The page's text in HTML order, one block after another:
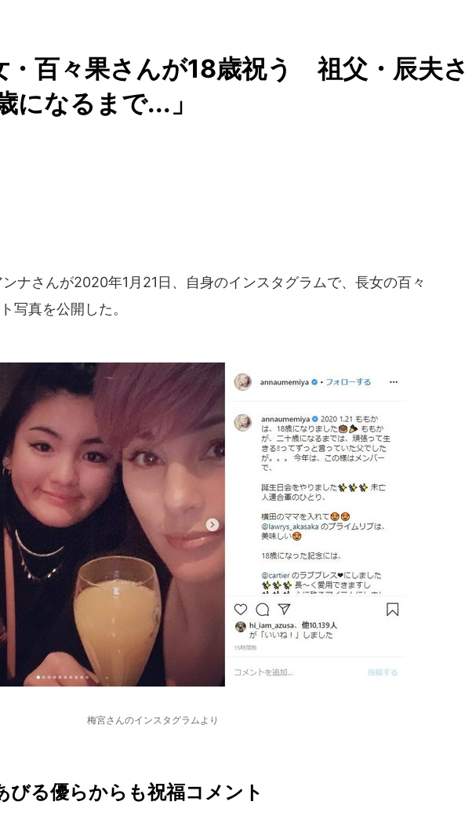
・百々果さんが18歳祝う 祖父・辰夫さ
になるまで...」
ナさんが2020年1月21日、自身のインスタグラムで、長女の百々
写真を公開した。
梅宮さんのインスタグラムより
びる優らからも祝福コメント